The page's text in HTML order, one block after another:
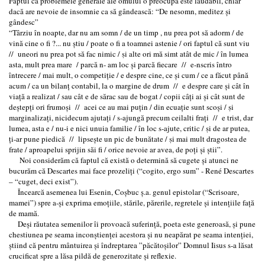
dacă are nevoie de insomnie ca să gândească: “De nesomn, meditez și
gândesc”
“Târziu în noapte, dar nu am somn / de un timp , nu prea pot să adorm / de
vină cine o fi ?... nu știu / poate o fi a toamnei astenie / ori faptul că sunt viu
// uneori nu prea pot să fac nimic / ṣi alte ori mă simt atât de mic / în lumea
asta, mult prea mare / parcă n- am loc şi parcă fiecare // e-nscris întro
întrecere / mai mult, o competiție / e despre cine, ce și cum / ce a făcut până
acum / ca un bilanț contabil, la o margine de drum // e despre care și cât în
viață a realizat / sau cât e de sărac sau de bogat / copii câți ai și cât sunt de
deștepți ori frumoși // acei ce au mai puțin / din ecuație sunt scoși / ṣi
marginalizați, nicidecum ajutați / s-ajungă precum ceilalti frați // e trist, dar
lumea, asta e / nu-i e nici unuia familie / în loc s-ajute, critic / ṣi de ar putea,
ți-ar pune piedică // lipsește un pic de bunătate / ṣi mai mult dragostea de
frate / aproapelui sprijin săi fi / orice nevoie ar avea, de poți și știi”.
Noi considerăm că faptul că există o determină să cugete şi atunci ne
bucurăm că Descartes mai face prozeliţi (“cogito, ergo sum” - René Descartes
– “cuget, deci exist”).
Încearcă asemenea lui Esenin, Coşbuc ş.a. genul epistolar (“Scrisoare,
mamei”) spre a-şi exprima emoţiile, stările, părerile, regretele şi intenţiile faţă
de mamă.
Deşi răutatea semenilor îi provoacă suferinţă, poeta este generoasă, şi pune
chestiunea pe seama inconştienţei acestora şi nu neapărat pe seama intenţiei,
ştiind că pentru mântuirea şi îndreptarea ”păcătoşilor” Domnul Iisus s-a lăsat
crucificat spre a lăsa pildă de generozitate şi reflexie.